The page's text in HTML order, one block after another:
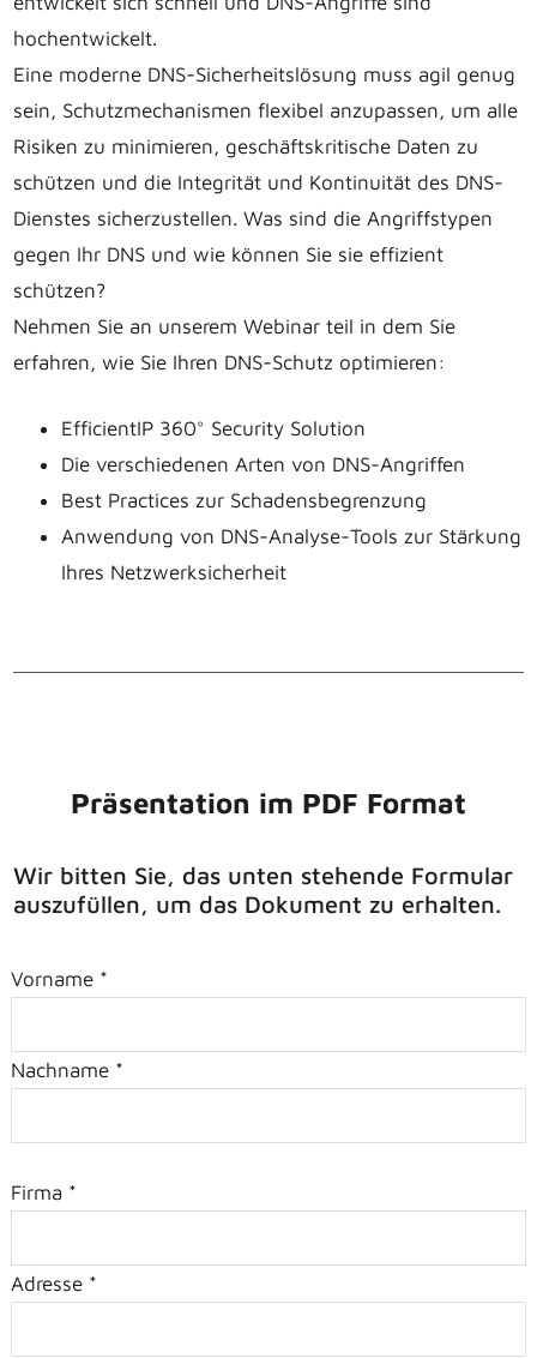
hochentwickelt.
Eine moderne DNS-Sicherheitslösung muss agil genug
sein, Schutzmechanismen flexibel anzupassen, um alle
Risiken zu minimieren, geschäftskritische Daten zu
schützen und die Integrität und Kontinuität des DNS-
Dienstes sicherzustellen. Was sind die Angriffstypen
gegen Ihr DNS und wie können Sie sie effizient
schützen?
Nehmen Sie an unserem Webinar teil in dem Sie
erfahren, wie Sie Ihren DNS-Schutz optimieren:
EfficientIP 360° Security Solution
Die verschiedenen Arten von DNS-Angriffen
Best Practices zur Schadensbegrenzung
Anwendung von DNS-Analyse-Tools zur Stärkung
Ihres Netzwerksicherheit
Präsentation im PDF Format
Wir bitten Sie, das unten stehende Formular
auszufüllen, um das Dokument zu erhalten.
Vorname *
Nachname *
Firma *
Adresse *